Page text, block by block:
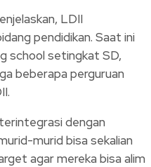
LDII
pendidikan. Saat ini
school setingkat SD,
beberapa perguruan
dengan
murid bisa sekalian
agar mereka bisa alim